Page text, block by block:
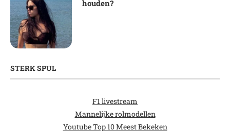
houden?
STERK SPUL
F1 livestream
Mannelijke rolmodellen
Youtube Top 10 Meest Bekeken